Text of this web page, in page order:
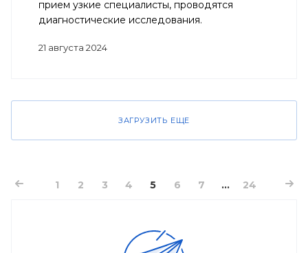
прием узкие специалисты, проводятся
диагностические исследования.
21 августа 2024
ЗАГРУЗИТЬ ЕЩЕ
1 2 3 4 5 6 7 ... 24